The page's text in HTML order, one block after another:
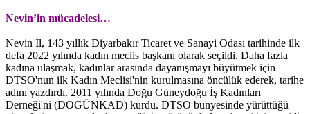
Nevin’in mücadelesi…
Nevin İl, 143 yıllık Diyarbakır Ticaret ve Sanayi Odası tarihinde ilk
defa 2022 yılında kadın meclis başkanı olarak seçildi. Daha fazla
kadına ulaşmak, kadınlar arasında dayanışmayı büyütmek için
DTSO'nun ilk Kadın Meclisi'nin kurulmasına öncülük ederek, tarihe
adını yazdırdı. 2011 yılında Doğu Güneydoğu İş Kadınları
Derneği'ni (DOGÜNKAD) kurdu. DTSO bünyesinde yürüttüğü